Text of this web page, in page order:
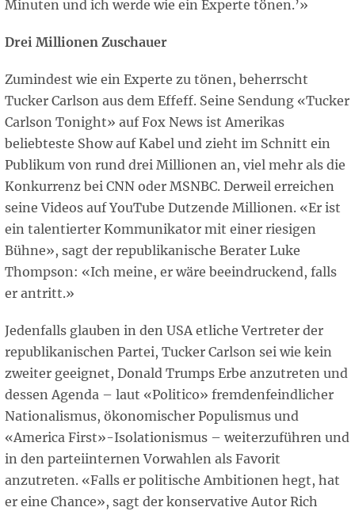
Minuten und ich werde wie ein Experte tönen.’»
Drei Millionen Zuschauer
Zumindest wie ein Experte zu tönen, beherrscht
Tucker Carlson aus dem Effeff. Seine Sendung «Tucker
Carlson Tonight» auf Fox News ist Amerikas
beliebteste Show auf Kabel und zieht im Schnitt ein
Publikum von rund drei Millionen an, viel mehr als die
Konkurrenz bei CNN oder MSNBC. Derweil erreichen
seine Videos auf YouTube Dutzende Millionen. «Er ist
ein talentierter Kommunikator mit einer riesigen
Bühne», sagt der republikanische Berater Luke
Thompson: «Ich meine, er wäre beeindruckend, falls
er antritt.»
Jedenfalls glauben in den USA etliche Vertreter der
republikanischen Partei, Tucker Carlson sei wie kein
zweiter geeignet, Donald Trumps Erbe anzutreten und
dessen Agenda – laut «Politico» fremdenfeindlicher
Nationalismus, ökonomischer Populismus und
«America First»-Isolationismus – weiterzuführen und
in den parteiinternen Vorwahlen als Favorit
anzutreten. «Falls er politische Ambitionen hegt, hat
er eine Chance», sagt der konservative Autor Rich